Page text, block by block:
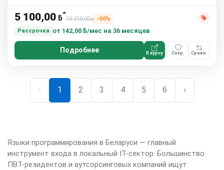
5 100,00 ƃ*
10 210,00ƃ
−50%
Рассрочка
от 142,00 ƃ/мес на 36 месяцев
Подробнее К курсу Сохр. Сравн.
‹ 1 2 3 4 5 6 ›
Языки программирования в Беларуси — главный
инструмент входа в локальный IT-сектор. Большинство
ПВТ-резидентов и аутсорсинговых компаний ищут